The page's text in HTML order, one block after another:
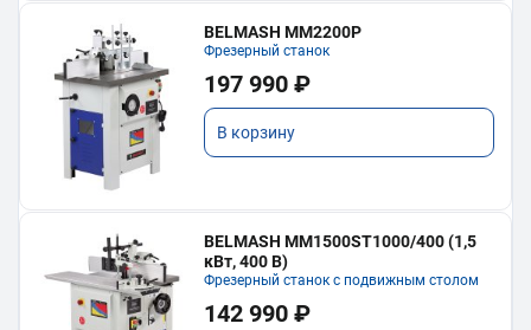
BELMASH MM2200P
Фрезерный станок
197 990 ₽
В корзину
BELMASH MM1500ST1000/400 (1,5
кВт, 400 В)
Фрезерный станок с подвижным столом
142 990 ₽